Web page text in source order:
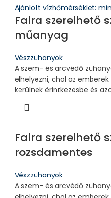
Falra szerelhető
műanyag
Vészzuhanyok
A szem- és arcvédő
elhelyezni, ahol az
kerülnek érintkezésbe és
Falra szerelhető
rozsdamentes
Vészzuhanyok
A szem- és arcvédő